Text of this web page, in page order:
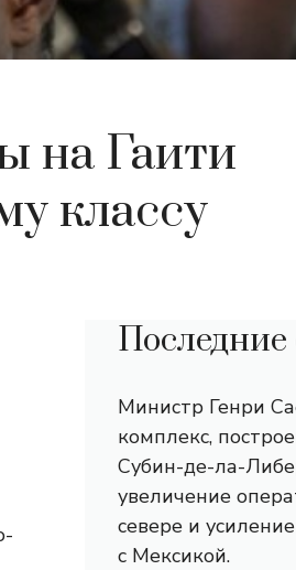
на Гаити
классу
Последние
Министр Генри
комплекс,
Субин-де-ла-
увеличение
севере и
с Мексикой.